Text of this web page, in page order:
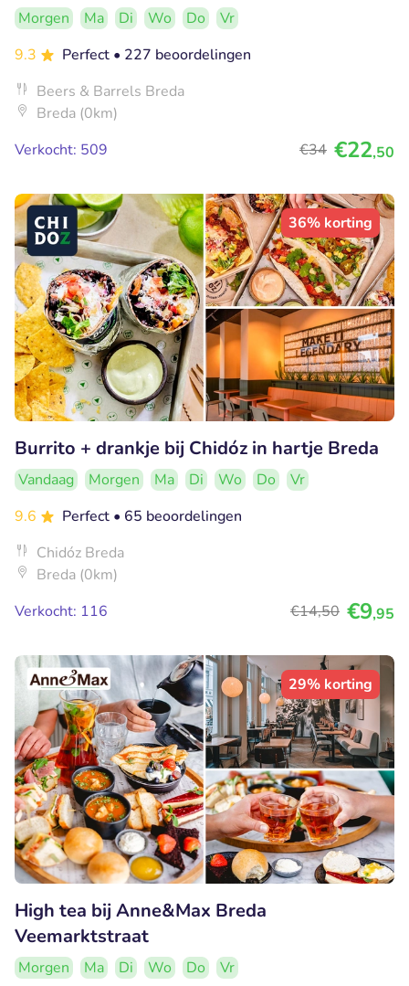
Morgen Ma Di Wo Do
Vr
9.3
Perfect • 227 beoordelingen
Beers & Barrels Breda
Breda (0km)
Verkocht: 509
€34 €22,50
36% korting
Burrito + drankje bij Chidóz in hartje Breda
Vandaag Morgen Ma Di Wo Do
Vr
9.6
Perfect • 65 beoordelingen
Chidóz Breda
Breda (0km)
Verkocht: 116
€14,50 €9,95
29% korting
High tea bij Anne&Max Breda
Veemarktstraat
Morgen Ma Di Wo Do
Vr